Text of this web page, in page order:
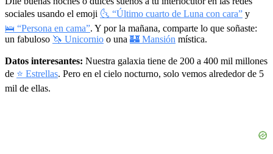
sociales usando el emoji 🌜 “Último cuarto de Luna con cara” y
🛌 “Persona en cama”. Y por la mañana, comparte lo que soñaste:
un fabuloso 🦄 Unicornio o una 🏰 Mansión mística.
Datos interesantes: Nuestra galaxia tiene de 200 a 400 mil millones
de ⭐ Estrellas. Pero en el cielo nocturno, solo vemos alrededor de 5
mil de ellas.